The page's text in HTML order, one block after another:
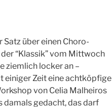
über einen Choro-
“Klassik” vom Mittwoch
ziemlich locker an –
einiger Zeit eine achtköpfige
von Celia Malheiros
damals gedacht, das darf